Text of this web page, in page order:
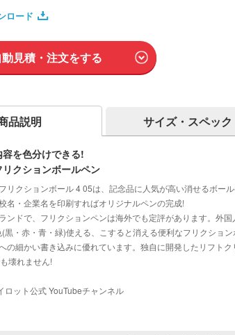
ロード
見積・注文をする
品説明 サイズ・スペック
を色分けできる!
クションボールペン
クションボール 4 05は、記念品に人気が高い消せるボー
名・企業名を印刷すればオリジナルペンの完成!
ンドで、フリクションペンは海外でも定評があります。外
黒・赤・青・緑)使える、こすると消える便利なフリクショ
の細かい書き込みに優れています。独自に開発したリフトク
壊れません!
ロット公式 YouTubeチャンネル